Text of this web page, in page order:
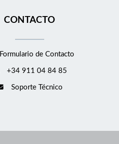
CONTACTO
Formulario de Contacto
+34 911 04 84 85
Soporte Técnico